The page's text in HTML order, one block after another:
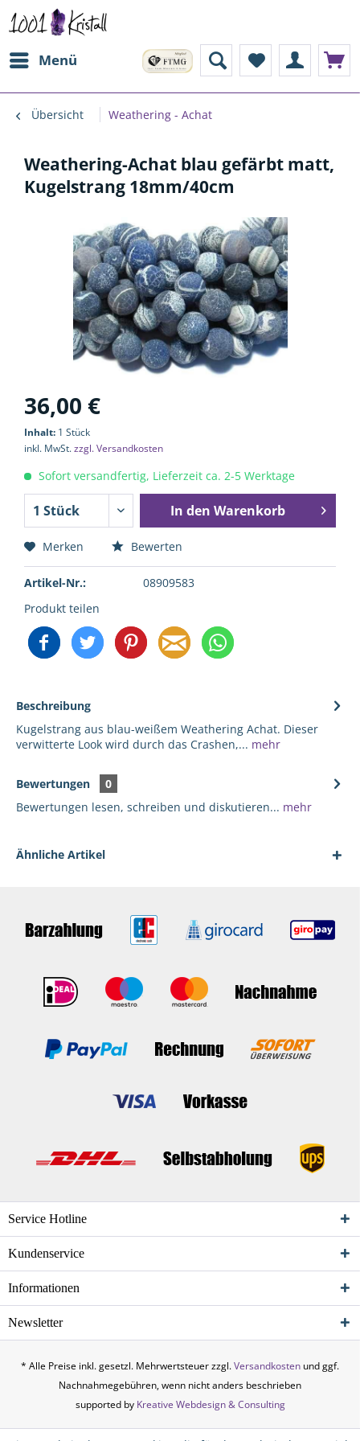
Menü
Übersicht Weathering - Achat
Weathering-Achat blau gefärbt matt,
Kugelstrang 18mm/40cm
36,00 €
Inhalt: 1 Stück
inkl. MwSt.zzgl. Versandkosten
Sofort versandfertig, Lieferzeit ca. 2-5 Werktage
In den Warenkorb
Merken Bewerten
Artikel-Nr.:
08909583
Produkt teilen
Beschreibung
Kugelstrang aus blau-weißem Weathering Achat. Dieser
verwitterte Look wird durch das Crashen,... mehr
Bewertungen
0
Bewertungen lesen, schreiben und diskutieren... mehr
Ähnliche Artikel
Service Hotline
Kundenservice
Informationen
Newsletter
* Alle Preise inkl. gesetzl. Mehrwertsteuer zzgl.Versandkosten und ggf.
Nachnahmegebühren, wenn nicht anders beschrieben
supported by Kreative Webdesign & Consulting